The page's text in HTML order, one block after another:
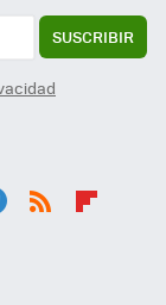
SUSCRIBIR